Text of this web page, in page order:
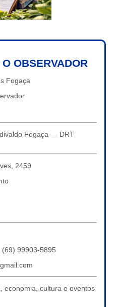
OBSERVADOR
Fogaça
Fogaça — DRT
2459
(69) 99903-5895
economia, cultura e eventos